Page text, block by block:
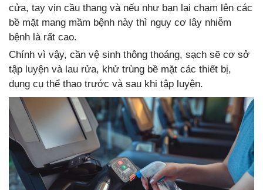
cửa, tay vịn cầu thang và nếu như bạn lại chạm lên các
bề mặt mang mầm bệnh này thì nguy cơ lây nhiễm
bệnh là rất cao.
Chính vì vậy, cần vệ sinh thông thoáng, sạch sẽ cơ sở
tập luyện và lau rửa, khử trùng bề mặt các thiết bị,
dụng cụ thể thao trước và sau khi tập luyện.